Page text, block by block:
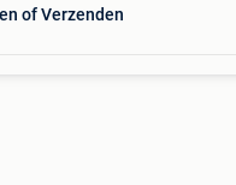
of Verzenden